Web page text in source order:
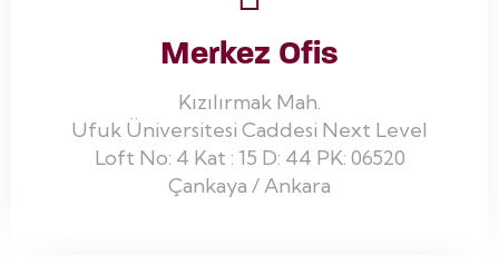
Merkez Ofis
Kızılırmak Mah.
Ufuk Üniversitesi Caddesi Next Level
Loft No: 4 Kat : 15 D: 44 PK: 06520
Çankaya / Ankara